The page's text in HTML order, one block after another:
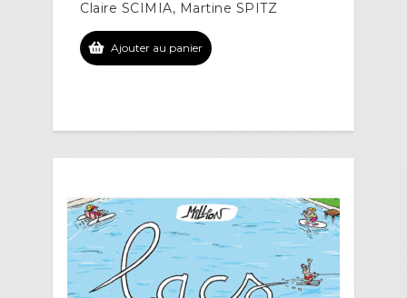
Claire SCIMIA, Martine SPITZ
Ajouter au panier